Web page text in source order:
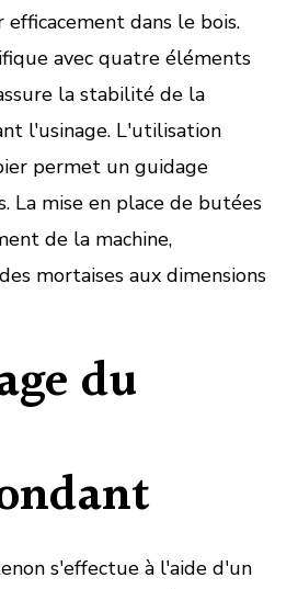
dans le bois.
avec quatre éléments
la stabilité de la
l'usinage. L'utilisation
permet un guidage
La mise en place de butées
de la machine,
mortaises aux dimensions
du
s'effectue à l'aide d'un